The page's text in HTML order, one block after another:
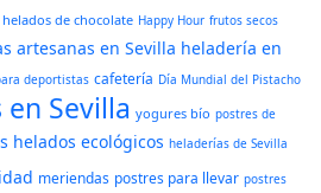
helados de chocolate Happy Hour frutos secos
artesanas en Sevilla heladería en
deportistas cafetería Día Mundial del Pistacho
Sevilla yogures bío postres de
helados ecológicos heladerías de Sevilla
meriendas postres para llevar postres